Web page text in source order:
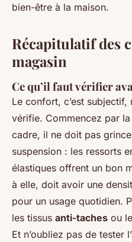
bien-être à la maison.
Récapitulatif des
magasin
Ce qu’il faut vérifier
Le confort, c’est
vérifie. Commencez par
cadre, il ne doit pas
suspension : les ressorts
élastiques offrent un bon
à elle, doit avoir une
pour un usage quotidien.
les tissus anti-taches ou
Et n’oubliez pas de tester